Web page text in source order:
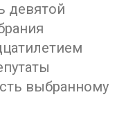
девятой
выбранному